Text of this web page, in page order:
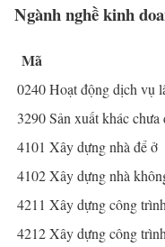
Ngành nghề kinh
Mã
0240Hoạt động dịch vụ
3290Sản xuất khác
4101 Xây dựng nhà để ở
4102Xây dựng nhà
4211 Xây dựng công
4212Xây dựng công